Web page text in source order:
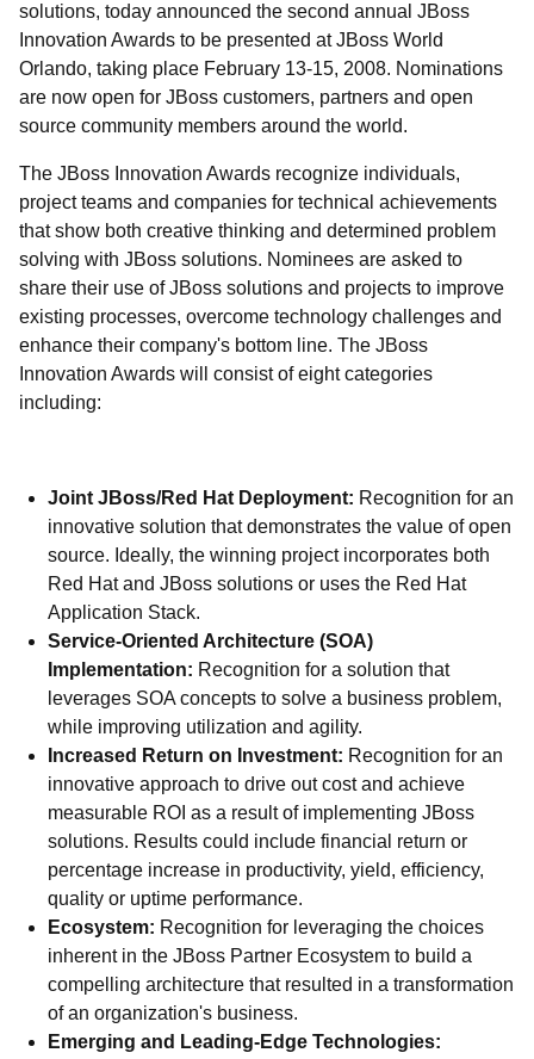
solutions, today announced the second annual JBoss
Innovation Awards to be presented at JBoss World
Orlando, taking place February 13-15, 2008. Nominations
are now open for JBoss customers, partners and open
source community members around the world.
The JBoss Innovation Awards recognize individuals,
project teams and companies for technical achievements
that show both creative thinking and determined problem
solving with JBoss solutions. Nominees are asked to
share their use of JBoss solutions and projects to improve
existing processes, overcome technology challenges and
enhance their company's bottom line. The JBoss
Innovation Awards will consist of eight categories
including:
Joint JBoss/Red Hat Deployment: Recognition for an
innovative solution that demonstrates the value of open
source. Ideally, the winning project incorporates both
Red Hat and JBoss solutions or uses the Red Hat
Application Stack.
Service-Oriented Architecture (SOA)
Implementation: Recognition for a solution that
leverages SOA concepts to solve a business problem,
while improving utilization and agility.
Increased Return on Investment: Recognition for an
innovative approach to drive out cost and achieve
measurable ROI as a result of implementing JBoss
solutions. Results could include financial return or
percentage increase in productivity, yield, efficiency,
quality or uptime performance.
Ecosystem: Recognition for leveraging the choices
inherent in the JBoss Partner Ecosystem to build a
compelling architecture that resulted in a transformation
of an organization's business.
Emerging and Leading-Edge Technologies: